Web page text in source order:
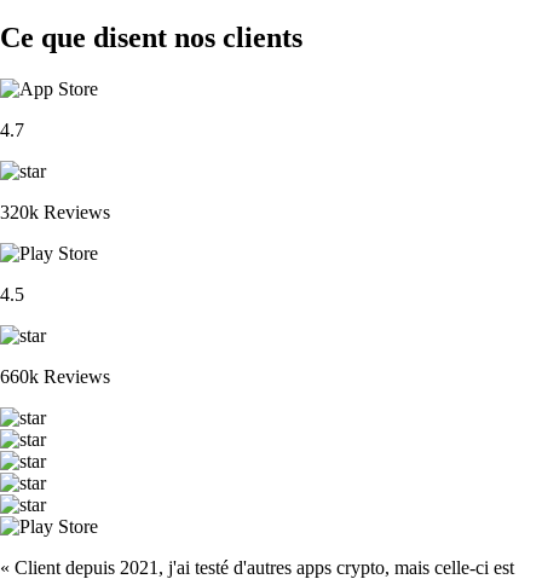
Ce que disent nos clients
4.7
320k Reviews
4.5
660k Reviews
« Client depuis 2021, j'ai testé d'autres apps crypto, mais celle-ci est